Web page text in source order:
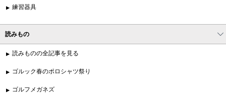
練習器具
読みもの
読みものの全記事を見る
ゴルック春のポロシャツ祭り
ゴルフメガネズ